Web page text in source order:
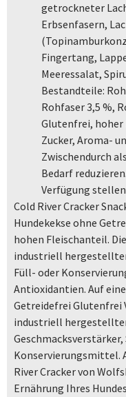
getrockneter
Erbsenfasern,
Fingertang,
Meeressalat,
Bestandteile:
Rohfaser 3,5 %,
Glutenfrei, hoher
Zucker, Aroma-
Zwischendurch
Bedarf
Verfügung
Cold River Cracker
Hundekekse ohne
hohen Fleischanteil.
industriell
Füll- oder
Antioxidantien. Auf
Getreidefrei Glutenfrei
industriell
Konservierungsmittel.
River Cracker von
Ernährung Ihres